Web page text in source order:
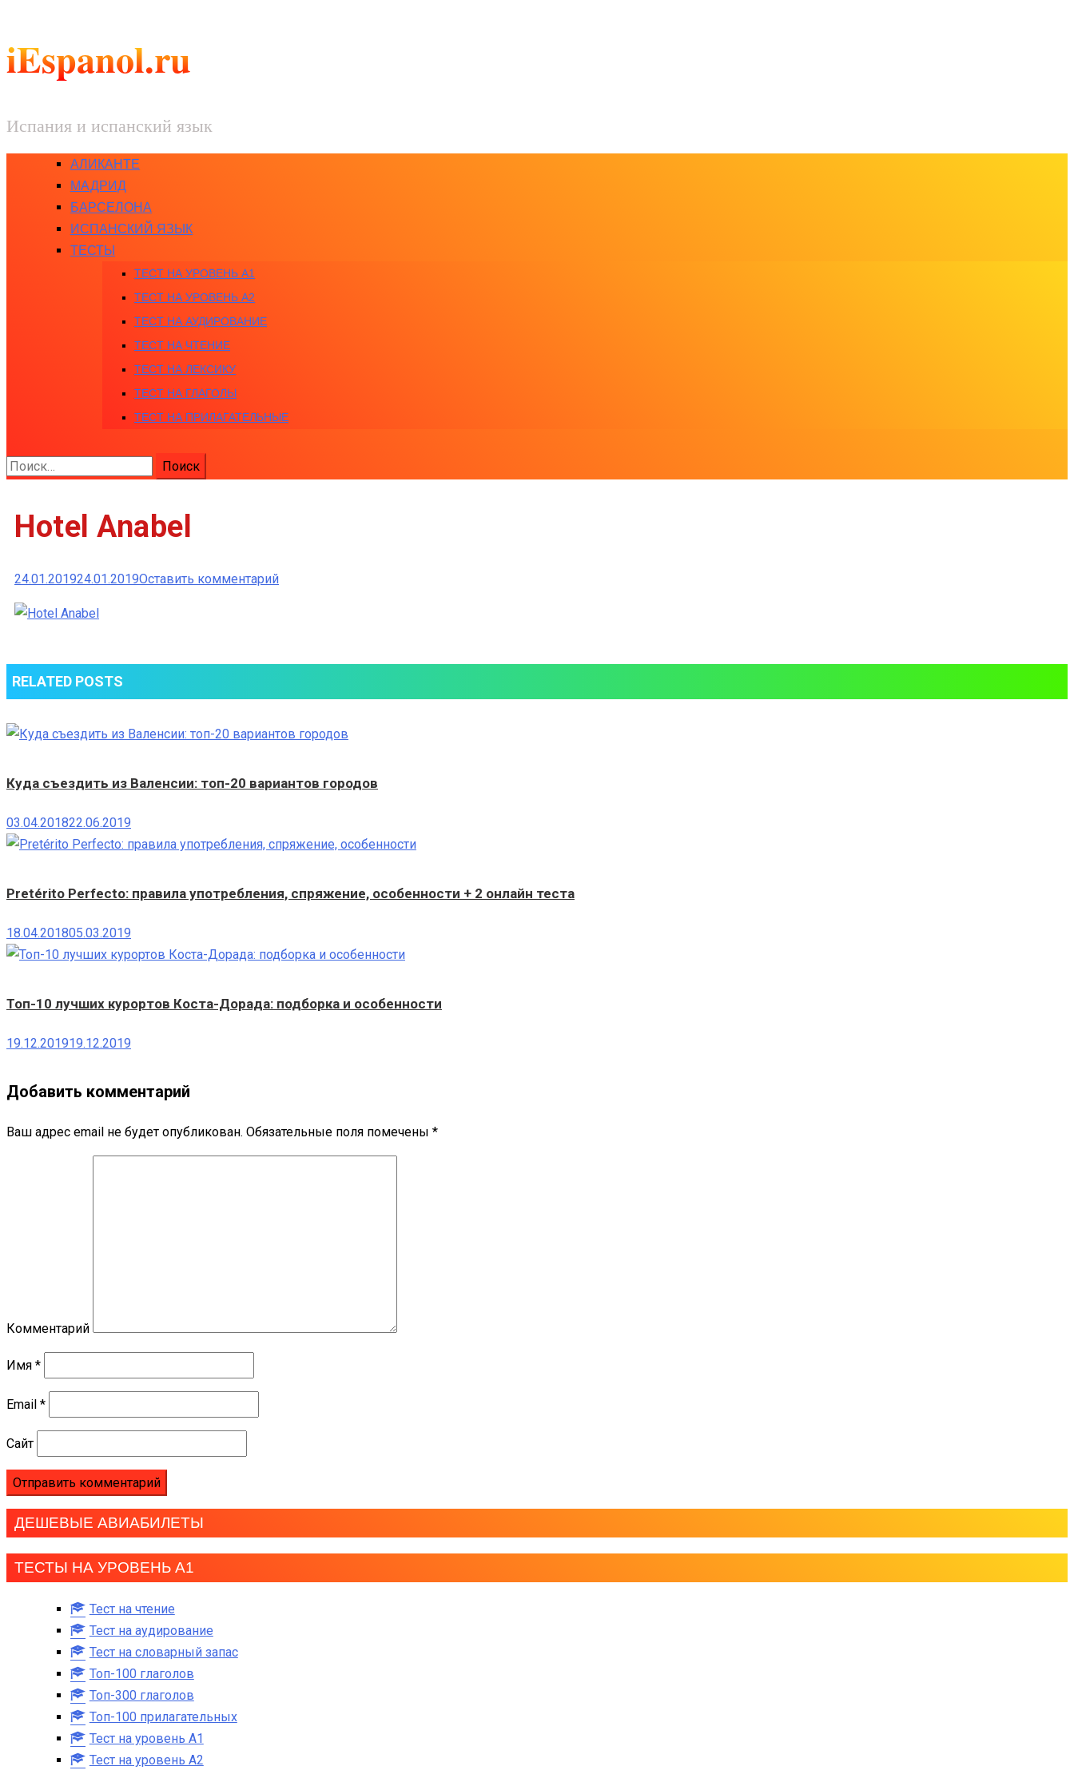
iEspanol.ru
Испания и испанский язык
АЛИКАНТЕ
МАДРИД
БАРСЕЛОНА
ИСПАНСКИЙ ЯЗЫК
ТЕСТЫ
ТЕСТ НА УРОВЕНЬ A1
ТЕСТ НА УРОВЕНЬ A2
ТЕСТ НА АУДИРОВАНИЕ
ТЕСТ НА ЧТЕНИЕ
ТЕСТ НА ЛЕКСИКУ
ТЕСТ НА ГЛАГОЛЫ
ТЕСТ НА ПРИЛАГАТЕЛЬНЫЕ
Найти:
Hotel Anabel
24.01.201924.01.2019Оставить комментарийк
RELATED POSTS
Куда съездить из Валенсии: топ-20 вариантов городов
03.04.201822.06.2019
Pretérito Perfecto: правила употребления, спряжение, особенности + 2 онлайн теста
18.04.201805.03.2019
Топ-10 лучших курортов Коста-Дорада: подборка и особенности
19.12.201919.12.2019
Добавить комментарий
Ваш адрес email не будет опубликован. Обязательные поля помечены *
Комментарий
Имя *
Email *
Сайт
ДЕШЕВЫЕ АВИАБИЛЕТЫ
ТЕСТЫ НА УРОВЕНЬ А1
Тест на чтение
Тест на аудирование
Тест на словарный запас
Топ-100 глаголов
Топ-300 глаголов
Топ-100 прилагательных
Тест на уровень A1
Тест на уровень A2